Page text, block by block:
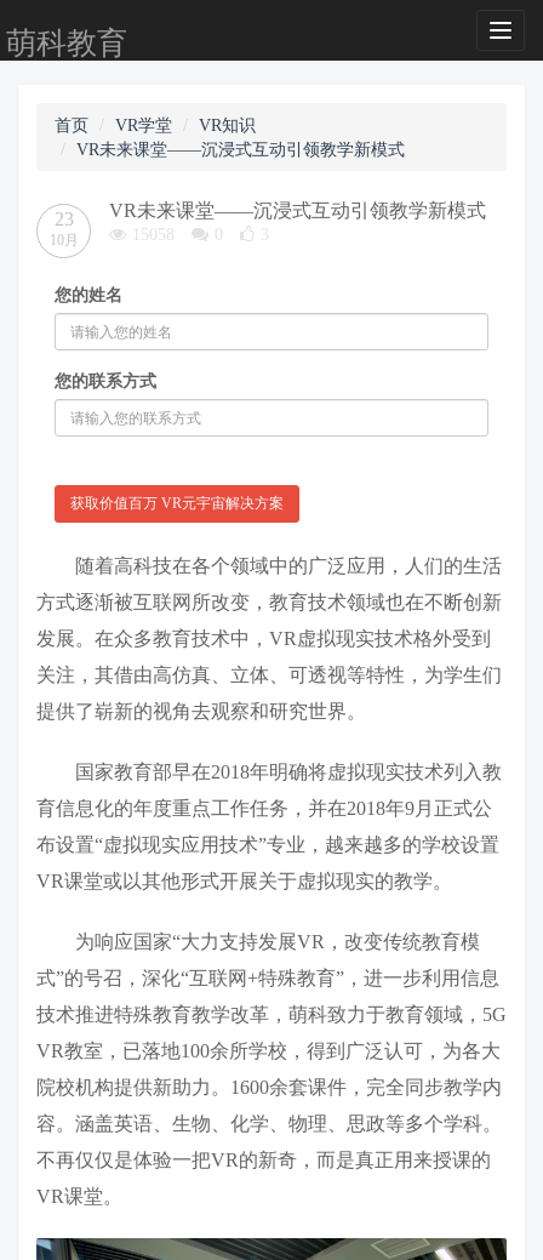
萌科教育
首页 VR学堂
VR知识
VR未来课堂——沉浸式互动引领教学新模式
23
10月
VR未来课堂——沉浸式互动引领教学新模式
15058 0 3
您的姓名
您的联系方式
获取价值百万 VR元宇宙解决方案
随着高科技在各个领域中的广泛应用，人们的生活
方式逐渐被互联网所改变，教育技术领域也在不断创新
发展。在众多教育技术中，VR虚拟现实技术格外受到
关注，其借由高仿真、立体、可透视等特性，为学生们
提供了崭新的视角去观察和研究世界。
国家教育部早在2018年明确将虚拟现实技术列入教
育信息化的年度重点工作任务，并在2018年9月正式公
布设置“虚拟现实应用技术”专业，越来越多的学校设置
VR课堂或以其他形式开展关于虚拟现实的教学。
为响应国家“大力支持发展VR，改变传统教育模
式”的号召，深化“互联网+特殊教育”，进一步利用信息
技术推进特殊教育教学改革，萌科致力于教育领域，5G
VR教室，已落地100余所学校，得到广泛认可，为各大
院校机构提供新助力。1600余套课件，完全同步教学内
容。涵盖英语、生物、化学、物理、思政等多个学科。
不再仅仅是体验一把VR的新奇，而是真正用来授课的
VR课堂。